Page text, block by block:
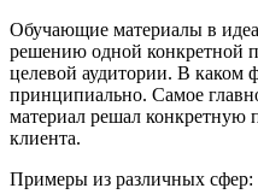
Обучающие материалы в
решению одной конкретной
целевой аудитории. В каком
принципиально. Самое
материал решал конкретную
клиента.
Примеры из различных сфер: